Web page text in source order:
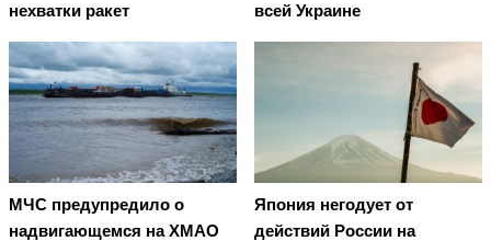
нехватки ракет
всей Украине
МЧС предупредило о
надвигающемся на ХМАО
Япония негодует от
действий России на